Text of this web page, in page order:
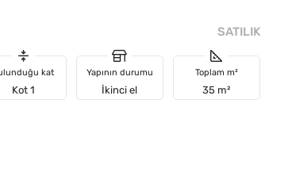
SATILIK
kat
Kot 1
Yapının durumu
İkinci el
Toplam m²
35 m²